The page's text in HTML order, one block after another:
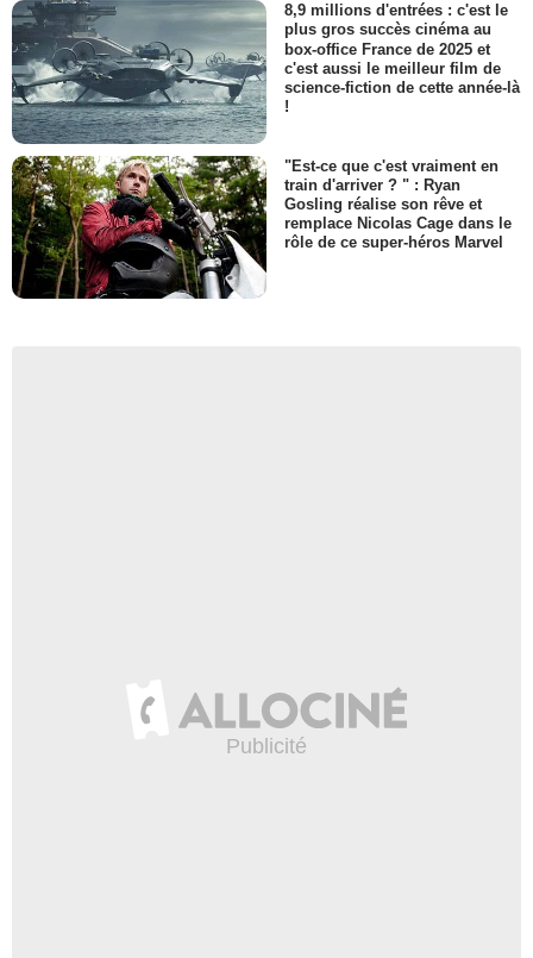
8,9 millions d'entrées : c'est le
plus gros succès cinéma au
box-office France de 2025 et
c'est aussi le meilleur film de
science-fiction de cette année-là
!
"Est-ce que c'est vraiment en
train d'arriver ? " : Ryan
Gosling réalise son rêve et
remplace Nicolas Cage dans le
rôle de ce super-héros Marvel